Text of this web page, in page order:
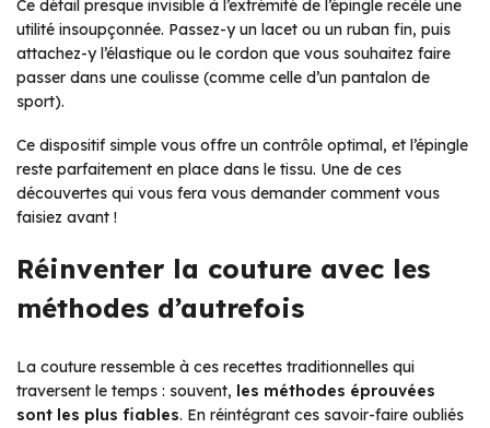
Ce détail presque invisible à l’extrémité de l’épingle recèle une
utilité insoupçonnée. Passez-y un lacet ou un ruban fin, puis
attachez-y l’élastique ou le cordon que vous souhaitez faire
passer dans une coulisse (comme celle d’un pantalon de
sport).
Ce dispositif simple vous offre un contrôle optimal, et l’épingle
reste parfaitement en place dans le tissu. Une de ces
découvertes qui vous fera vous demander comment vous
faisiez avant !
Réinventer la couture avec les
méthodes d’autrefois
La couture ressemble à ces recettes traditionnelles qui
traversent le temps : souvent, les méthodes éprouvées
sont les plus fiables. En réintégrant ces savoir-faire oubliés